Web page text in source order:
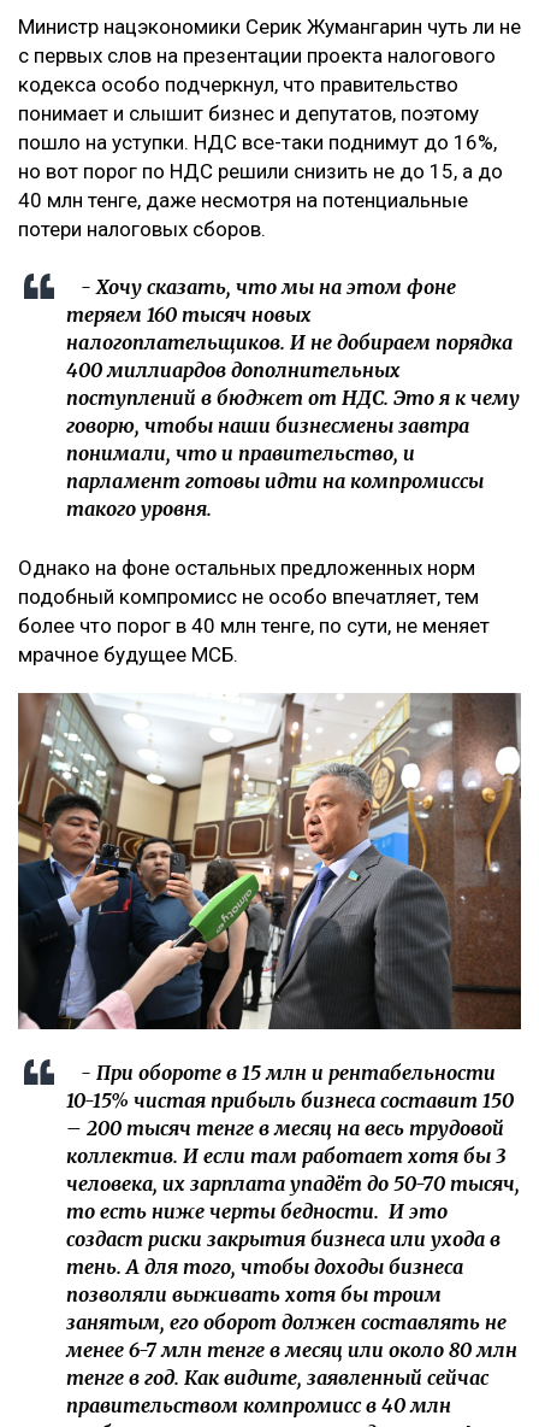
Министр нацэкономики Серик Жумангарин чуть ли не
с первых слов на презентации проекта налогового
кодекса особо подчеркнул, что правительство
понимает и слышит бизнес и депутатов, поэтому
пошло на уступки. НДС все-таки поднимут до 16%,
но вот порог по НДС решили снизить не до 15, а до
40 млн тенге, даже несмотря на потенциальные
потери налоговых сборов.
- Хочу сказать, что мы на этом фоне
теряем 160 тысяч новых
налогоплательщиков. И не добираем порядка
400 миллиардов дополнительных
поступлений в бюджет от НДС. Это я к чему
говорю, чтобы наши бизнесмены завтра
понимали, что и правительство, и
парламент готовы идти на компромиссы
такого уровня.
Однако на фоне остальных предложенных норм
подобный компромисс не особо впечатляет, тем
более что порог в 40 млн тенге, по сути, не меняет
мрачное будущее МСБ.
- При обороте в 15 млн и рентабельности
10-15% чистая прибыль бизнеса составит 150
– 200 тысяч тенге в месяц на весь трудовой
коллектив. И если там работает хотя бы 3
человека, их зарплата упадёт до 50-70 тысяч,
то есть ниже черты бедности. И это
создаст риски закрытия бизнеса или ухода в
тень. А для того, чтобы доходы бизнеса
позволяли выживать хотя бы троим
занятым, его оборот должен составлять не
менее 6-7 млн тенге в месяц или около 80 млн
тенге в год. Как видите, заявленный сейчас
правительством компромисс в 40 млн